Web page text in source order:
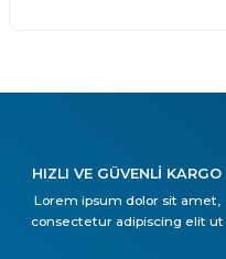
HIZLI VE GÜVENLİ KARGO
Lorem ipsum dolor sit amet,
consectetur adipiscing elit ut